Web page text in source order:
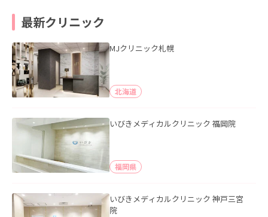
最新クリニック
MJクリニック札幌
北海道
いびきメディカルクリニック 福岡院
福岡県
いびきメディカルクリニック 神戸三宮
院